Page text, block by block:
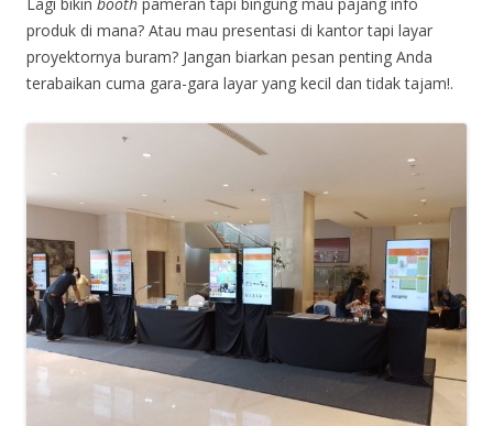
produk di mana? Atau mau presentasi di kantor tapi layar
proyektornya buram? Jangan biarkan pesan penting Anda
terabaikan cuma gara-gara layar yang kecil dan tidak tajam!.